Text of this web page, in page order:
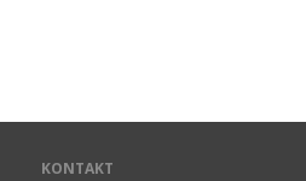
KONTAKT